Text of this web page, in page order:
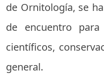
de Ornitología, se
de encuentro
científicos,
general.